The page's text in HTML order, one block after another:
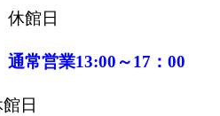
館日
通常営業13:00～17：00
日